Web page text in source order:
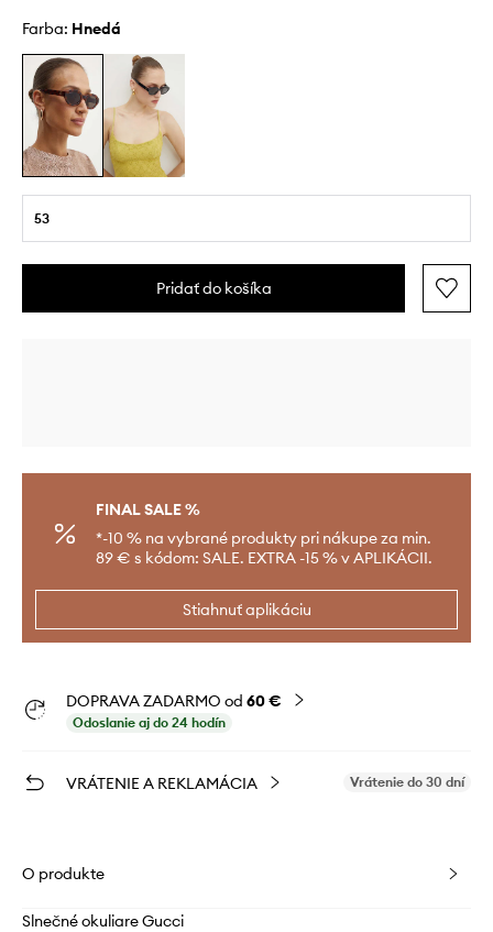
Farba: hnedá
53
Pridať do košíka
FINAL SALE %
*-10 % na vybrané produkty pri nákupe za min.
89 € s kódom: SALE. EXTRA -15 % v APLIKÁCII.
Stiahnuť aplikáciu
DOPRAVA ZADARMO od 60 €
Odoslanie aj do 24 hodín
VRÁTENIE A REKLAMÁCIA Vrátenie do 30 dní
O produkte
Slnečné okuliare Gucci